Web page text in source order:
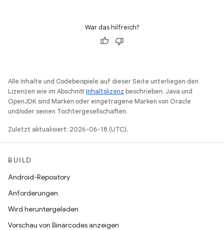
War das hilfreich?
Alle Inhalte und Codebeispiele auf dieser Seite unterliegen den
Lizenzen wie im AbschnittInhaltslizenz beschrieben. Java und
OpenJDK sind Marken oder eingetragene Marken von Oracle
und/oder seinen Tochtergesellschaften.
Zuletzt aktualisiert: 2026-06-18 (UTC).
BUILD
Android-Repository
Anforderungen
Wird heruntergeladen
Vorschau von Binärcodes anzeigen